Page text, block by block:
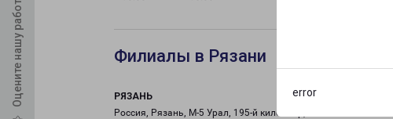
error
Оцените нашу работу Филиалы в Рязани
РЯЗАНЬ
Россия, Рязань, М-5 Урал, 195-й километр, 1Б